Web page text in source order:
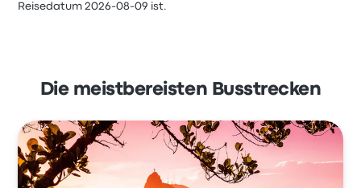
Reisedatum 2026-08-09 ist.
Die meistbereisten Busstrecken